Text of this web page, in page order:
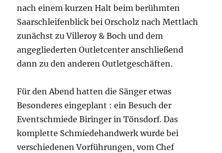
nach einem kurzen Halt beim berühmten
Saarschleifenblick bei Orscholz nach Mettlach
zunächst zu Villeroy & Boch und dem
angegliederten Outletcenter anschließend
dann zu den anderen Outletgeschäften.
Für den Abend hatten die Sänger etwas
Besonderes eingeplant : ein Besuch der
Eventschmiede Biringer in Tönsdorf. Das
komplette Schmiedehandwerk wurde bei
verschiedenen Vorführungen, vom Chef